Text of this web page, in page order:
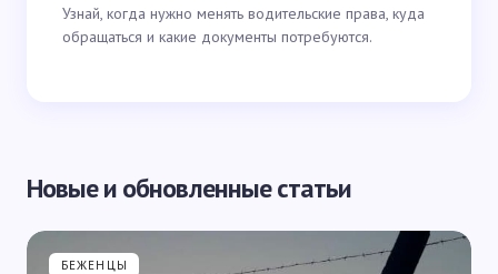
Узнай, когда нужно менять водительские права, куда
обращаться и какие документы потребуются.
Новые и обновленные статьи
БЕЖЕНЦЫ